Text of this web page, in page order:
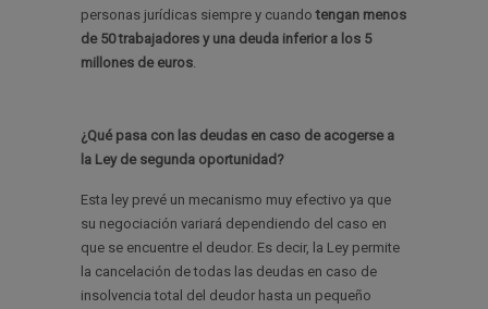
personas jurídicas siempre y cuandotengan menos
de 50 trabajadores y una deuda inferior a los 5
millones de euros
¿Qué pasa con las deudas en caso de acogerse a
la Ley de segunda oportunidad?
Esta ley prevé un mecanismo muy efectivo ya que
su negociación variará dependiendo del caso en
que se encuentre el deudor. Es decir, la Ley permite
la cancelación de todas las deudas en caso de
insolvencia total del deudor hasta un pequeño